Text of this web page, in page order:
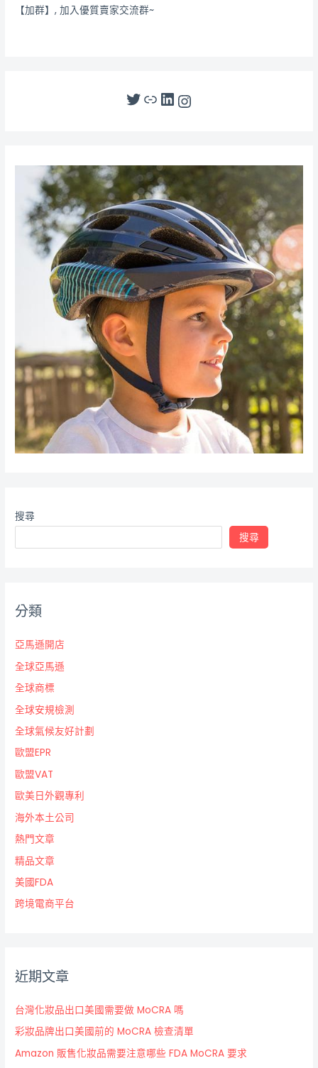
【加群】, 加入優質賣家交流群~
搜尋
搜尋
分類
亞馬遜開店
全球亞馬遜
全球商標
全球安規檢測
全球氣候友好計劃
歐盟EPR
歐盟VAT
歐美日外觀專利
海外本土公司
熱門文章
精品文章
美國FDA
跨境電商平台
近期文章
台灣化妝品出口美國需要做 MoCRA 嗎
彩妝品牌出口美國前的 MoCRA 檢查清單
Amazon 販售化妝品需要注意哪些 FDA MoCRA 要求